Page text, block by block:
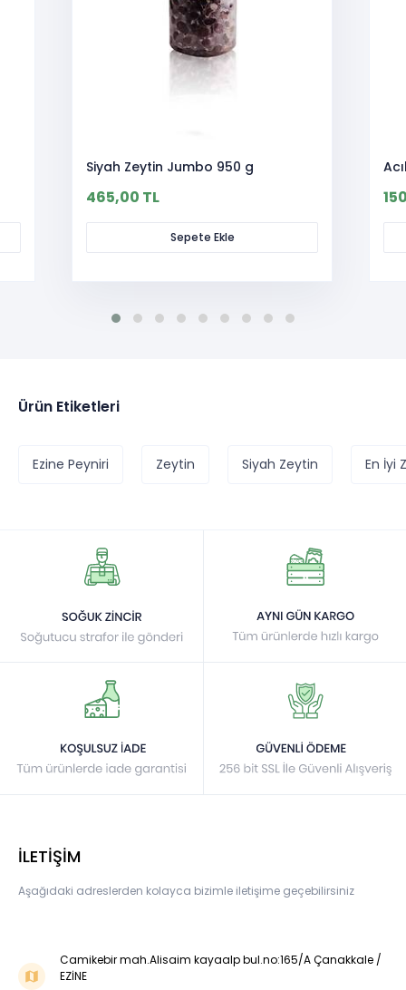
Siyah Zeytin Jumbo 950 g
465,00 TL
Sepete Ekle
Ürün Etiketleri
Ezine Peyniri Zeytin Siyah Zeytin En İyi
İLETİŞİM
Aşağıdaki adreslerden kolayca bizimle iletişime geçebilirsiniz
Camikebir mah.Alisaim kayaalp bul.no:165/A Çanakkale /
EZİNE